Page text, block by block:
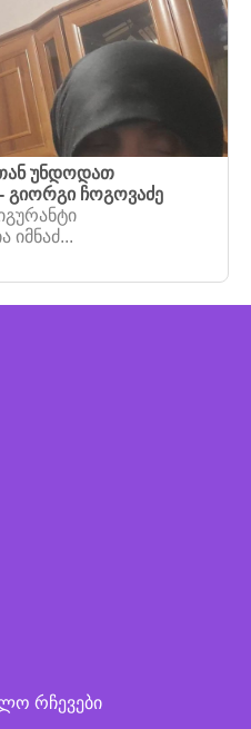
უნდოდათ
გიორგი ჩოგოვაძე
იმნაძ...
რჩევები